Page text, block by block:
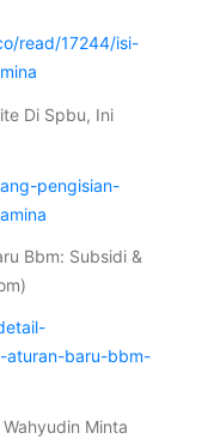
read/17244/isi-
Di Spbu, Ini
pengisian-
Bbm: Subsidi &
aturan-baru-bbm-
Minta